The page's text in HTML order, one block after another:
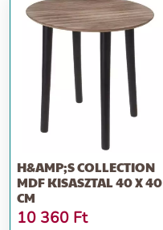
H&AMP;S COLLECTION
MDF KISASZTAL 40 X 40
CM
10 360 Ft